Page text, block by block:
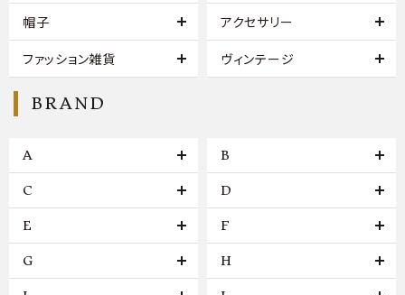
帽子 アクセサリー
ファッション雑貨 ヴィンテージ
BRAND
A B
C D
E F
G H